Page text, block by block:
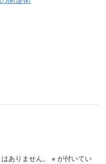
ありません。 ※ が付いてい